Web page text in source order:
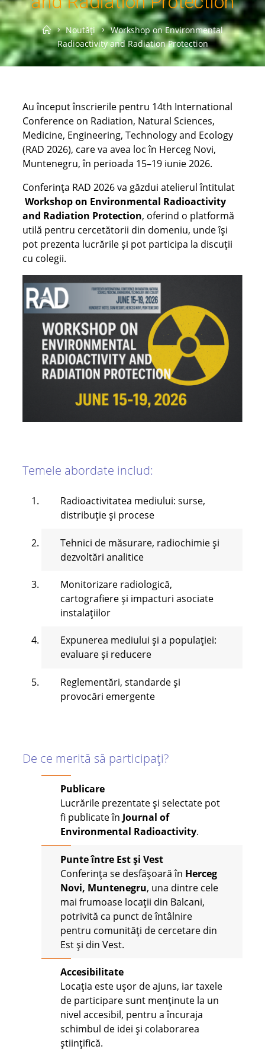
HomeNoutăți
Workshop on Environmental
Radioactivity and Radiation Protection
Au început înscrierile pentru 14th International
Conference on Radiation, Natural Sciences,
Medicine, Engineering, Technology and Ecology
(RAD 2026), care va avea loc în Herceg Novi,
Muntenegru, în perioada 15–19 iunie 2026.
Conferința RAD 2026 va găzdui atelierul întitulat
Workshop on Environmental Radioactivity
and Radiation Protection, oferind o platformă
utilă pentru cercetătorii din domeniu, unde își
pot prezenta lucrările și pot participa la discuții
cu colegii.
Temele abordate includ:
Radioactivitatea mediului: surse,
distribuție și procese
Tehnici de măsurare, radiochimie și
dezvoltări analitice
Monitorizare radiologică,
cartografiere și impacturi asociate
instalațiilor
Expunerea mediului și a populației:
evaluare și reducere
Reglementări, standarde și
provocări emergente
De ce merită să participați?
Publicare
Lucrările prezentate și selectate pot
fi publicate în Journal of
Environmental Radioactivity.
Punte între Est și Vest
Conferința se desfășoară în Herceg
Novi, Muntenegru, una dintre cele
mai frumoase locații din Balcani,
potrivită ca punct de întâlnire
pentru comunități de cercetare din
Est și din Vest.
Accesibilitate
Locația este ușor de ajuns, iar taxele
de participare sunt menținute la un
nivel accesibil, pentru a încuraja
schimbul de idei și colaborarea
științifică.